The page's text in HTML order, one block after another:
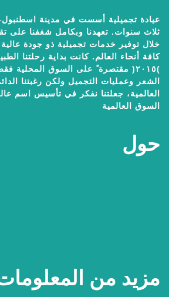
مزيد من
حول
عيادة تجميلية أسست في مدينة اسطنبول-
ثلاث سنوات. تعهدنا وبكامل شغفنا على
خلال توفير خدمات تجميلية ذو جودة
كافة أنحاء العالم. كانت بداية رحلتنا
)٢٠١٥( مقتصرة ً على السوق
الشعر وعمليات التجميل ولكن رغبتنا
العالمية، جعلتنا نفكر في تأسيس اسم
السوق العالمية